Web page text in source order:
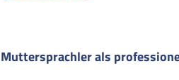
Muttersprachler als